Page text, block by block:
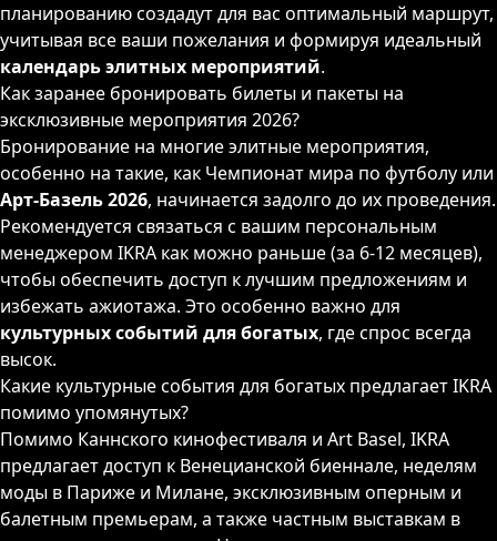
планированию создадут для вас оптимальный маршрут,
учитывая все ваши пожелания и формируя идеальный
календарь элитных мероприятий.
Как заранее бронировать билеты и пакеты на
эксклюзивные мероприятия 2026?
Бронирование на многие элитные мероприятия,
особенно на такие, как Чемпионат мира по футболу или
Арт-Базель 2026, начинается задолго до их проведения.
Рекомендуется связаться с вашим персональным
менеджером IKRA как можно раньше (за 6-12 месяцев),
чтобы обеспечить доступ к лучшим предложениям и
избежать ажиотажа. Это особенно важно для
культурных событий для богатых, где спрос всегда
высок.
Какие культурные события для богатых предлагает IKRA
помимо упомянутых?
Помимо Каннского кинофестиваля и Art Basel, IKRA
предлагает доступ к Венецианской биеннале, неделям
моды в Париже и Милане, эксклюзивным оперным и
балетным премьерам, а также частным выставкам в